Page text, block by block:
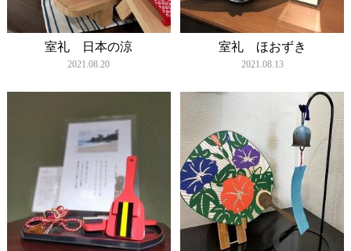
室礼 日本の涼
2021.08.20
室礼 ほおずき
2021.08.13